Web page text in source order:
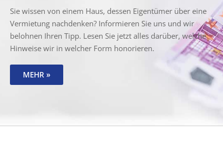
Sie wissen von einem Haus, dessen Eigentümer über eine
Vermietung nachdenken? Informieren Sie uns und wir
belohnen Ihren Tipp. Lesen Sie jetzt alles darüber, welche
Hinweise wir in welcher Form honorieren.
MEHR »